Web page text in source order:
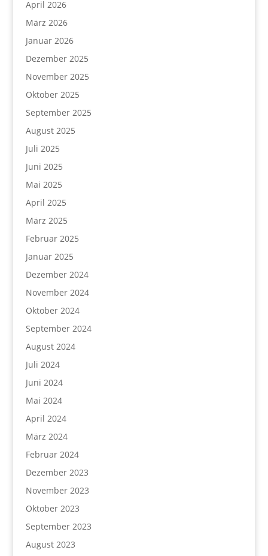
April 2026
März 2026
Januar 2026
Dezember 2025
November 2025
Oktober 2025
September 2025
August 2025
Juli 2025
Juni 2025
Mai 2025
April 2025
März 2025
Februar 2025
Januar 2025
Dezember 2024
November 2024
Oktober 2024
September 2024
August 2024
Juli 2024
Juni 2024
Mai 2024
April 2024
März 2024
Februar 2024
Dezember 2023
November 2023
Oktober 2023
September 2023
August 2023